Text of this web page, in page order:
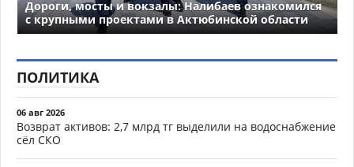
Дороги, мосты и вокзалы: Налибаев ознакомился
с крупными проектами в Актюбинской области
ПОЛИТИКА
06 авг 2026
Возврат активов: 2,7 млрд тг выделили на водоснабжение
сёл СКО